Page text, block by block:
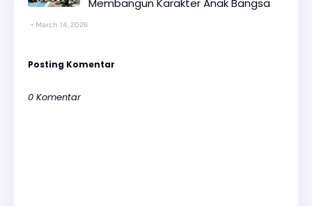
Membangun Karakter Anak Bangsa
March 14, 2026
Posting Komentar
0 Komentar